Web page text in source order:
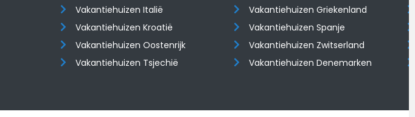
Vakantiehuizen Italië
Vakantiehuizen Kroatië
​​​​​​​Vakantiehuizen Oostenrijk
Vakantiehuizen Tsjechië
Vakantiehuizen Griekenland
Vakantiehuizen Spanje
​​​​​​​Vakantiehuizen Zwitserland
Vakantiehuizen Denemarken